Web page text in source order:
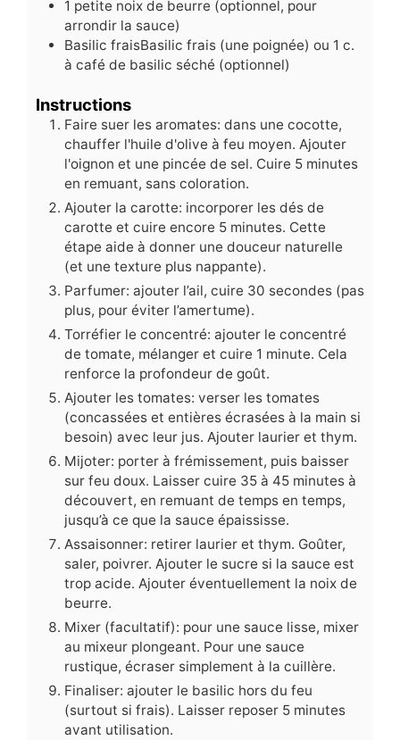
1 petite noix de beurre (optionnel, pour
arrondir la sauce)
Basilic fraisBasilic frais (une poignée) ou 1 c.
à café de basilic séché (optionnel)
Instructions
Faire suer les aromates: dans une cocotte,
chauffer l'huile d'olive à feu moyen. Ajouter
l'oignon et une pincée de sel. Cuire 5 minutes
en remuant, sans coloration.
Ajouter la carotte: incorporer les dés de
carotte et cuire encore 5 minutes. Cette
étape aide à donner une douceur naturelle
(et une texture plus nappante).
Parfumer: ajouter l’ail, cuire 30 secondes (pas
plus, pour éviter l’amertume).
Torréfier le concentré: ajouter le concentré
de tomate, mélanger et cuire 1 minute. Cela
renforce la profondeur de goût.
Ajouter les tomates: verser les tomates
(concassées et entières écrasées à la main si
besoin) avec leur jus. Ajouter laurier et thym.
Mijoter: porter à frémissement, puis baisser
sur feu doux. Laisser cuire 35 à 45 minutes à
découvert, en remuant de temps en temps,
jusqu’à ce que la sauce épaississe.
Assaisonner: retirer laurier et thym. Goûter,
saler, poivrer. Ajouter le sucre si la sauce est
trop acide. Ajouter éventuellement la noix de
beurre.
Mixer (facultatif): pour une sauce lisse, mixer
au mixeur plongeant. Pour une sauce
rustique, écraser simplement à la cuillère.
Finaliser: ajouter le basilic hors du feu
(surtout si frais). Laisser reposer 5 minutes
avant utilisation.